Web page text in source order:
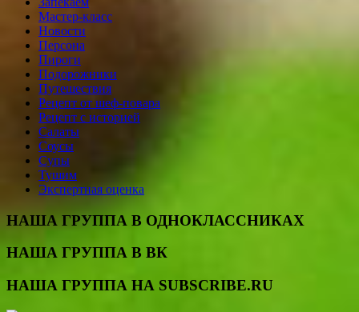
Мастер-класс
Новости
Персона
Пироги
Подорожники
Путешествия
Рецепт от шеф-повара
Рецепт с историей
Салаты
Соусы
Супы
Тушим
Экспертная оценка
НАША ГРУППА В ОДНОКЛАССНИКАХ
НАША ГРУППА В ВК
НАША ГРУППА НА SUBSCRIBE.RU